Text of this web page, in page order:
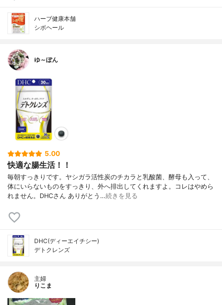
ハーブ健康本舗
シボヘール
ゆ～ぽん
5.00
快適な腸生活！！
毎朝すっきりです。ヤシガラ活性炭のチカラと乳酸菌、酵母も入って、
体にいらないものをすっきり、外へ排出してくれますよ。コレはやめら
れません。DHCさん ありがとう…続きを見る
DHC(ディーエイチシー)
デトクレンズ
主婦
りこま